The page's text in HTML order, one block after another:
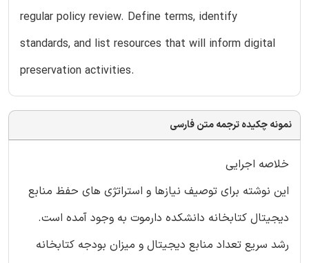
regular policy review. Define terms, identify
standards, and list resources that will inform digital
preservation activities.
نمونه چکیده ترجمه متن فارسی
خلاصه اجرایی
این نوشته برای توصیف نیازها و استراتژی های حفظ منابع
دیجیتال کتابخانه دانشکده دارموت به وجود آمده است.
رشد سریع تعداد منابع دیجیتال و میزان بودجه کتابخانه